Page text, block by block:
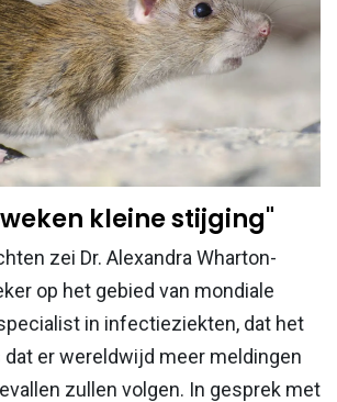
kleine stijging"
zei Dr. Alexandra Wharton-
op het gebied van mondiale
in infectieziekten, dat het
er wereldwijd meer meldingen
zullen volgen. In gesprek met